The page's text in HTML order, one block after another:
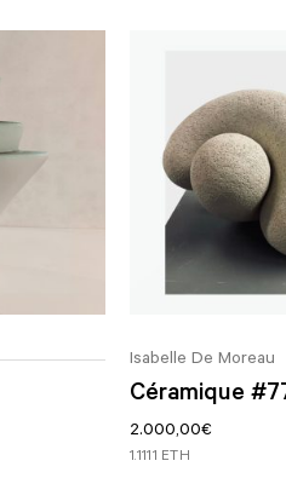
choisir de retirer
à la galerie. Nous
tirage soit emballé
arrivée.
l’œuvre est expédiée à
il se peut que vous
d’importation/de
sur les retours et les
lire nos conditions
Isabelle De Moreau
Céramique
2.000,00€
1.1111 ETH